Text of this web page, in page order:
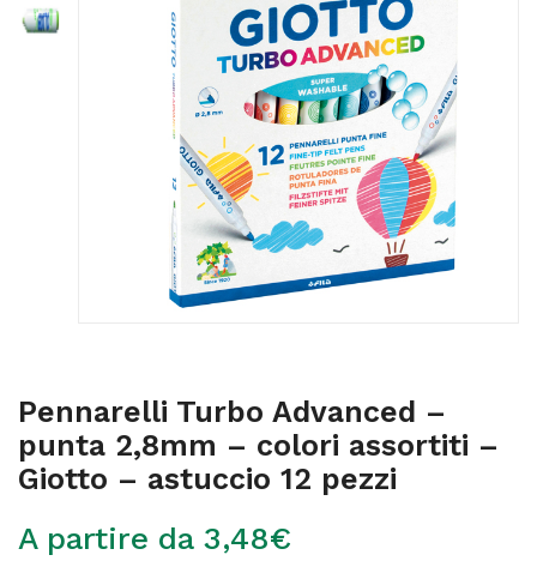
ORDINI
Pennarelli Turbo Advanced –
punta 2,8mm – colori assortiti –
Giotto – astuccio 12 pezzi
A partire da 3,48€